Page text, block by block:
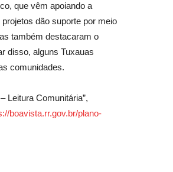
que vêm apoiando a
dão suporte por meio
também destacaram o
disso, alguns Tuxauas
comunidades.
Leitura Comunitária”,
boavista.rr.gov.br/plano-